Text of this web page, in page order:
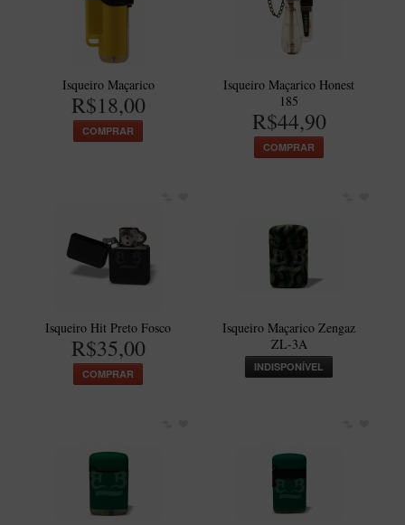
Isqueiro Maçarico
R$18,00
COMPRAR
Isqueiro Maçarico Honest
185
R$44,90
COMPRAR
Isqueiro Hit Preto Fosco
R$35,00
COMPRAR
Isqueiro Maçarico Zengaz
ZL-3A
INDISPONÍVEL